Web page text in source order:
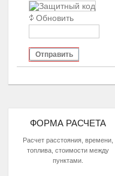
Обновить
Отправить
ФОРМА РАСЧЕТА
Расчет расстояния, времени,
топлива, стоимости между
пунктами.